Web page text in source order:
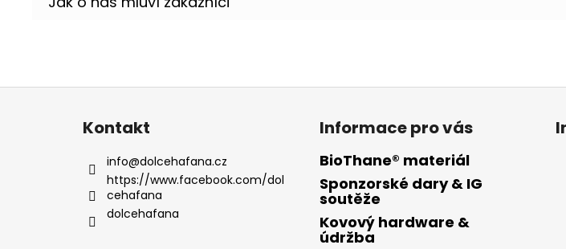
Z
Kontakt
info@dolcehafana.cz
https://www.facebook.com/dol
cehafana
dolcehafana
Informace pro vás
BioThane® materiál
Sponzorské dary & IG
soutěže
Kovový hardware &
údržba